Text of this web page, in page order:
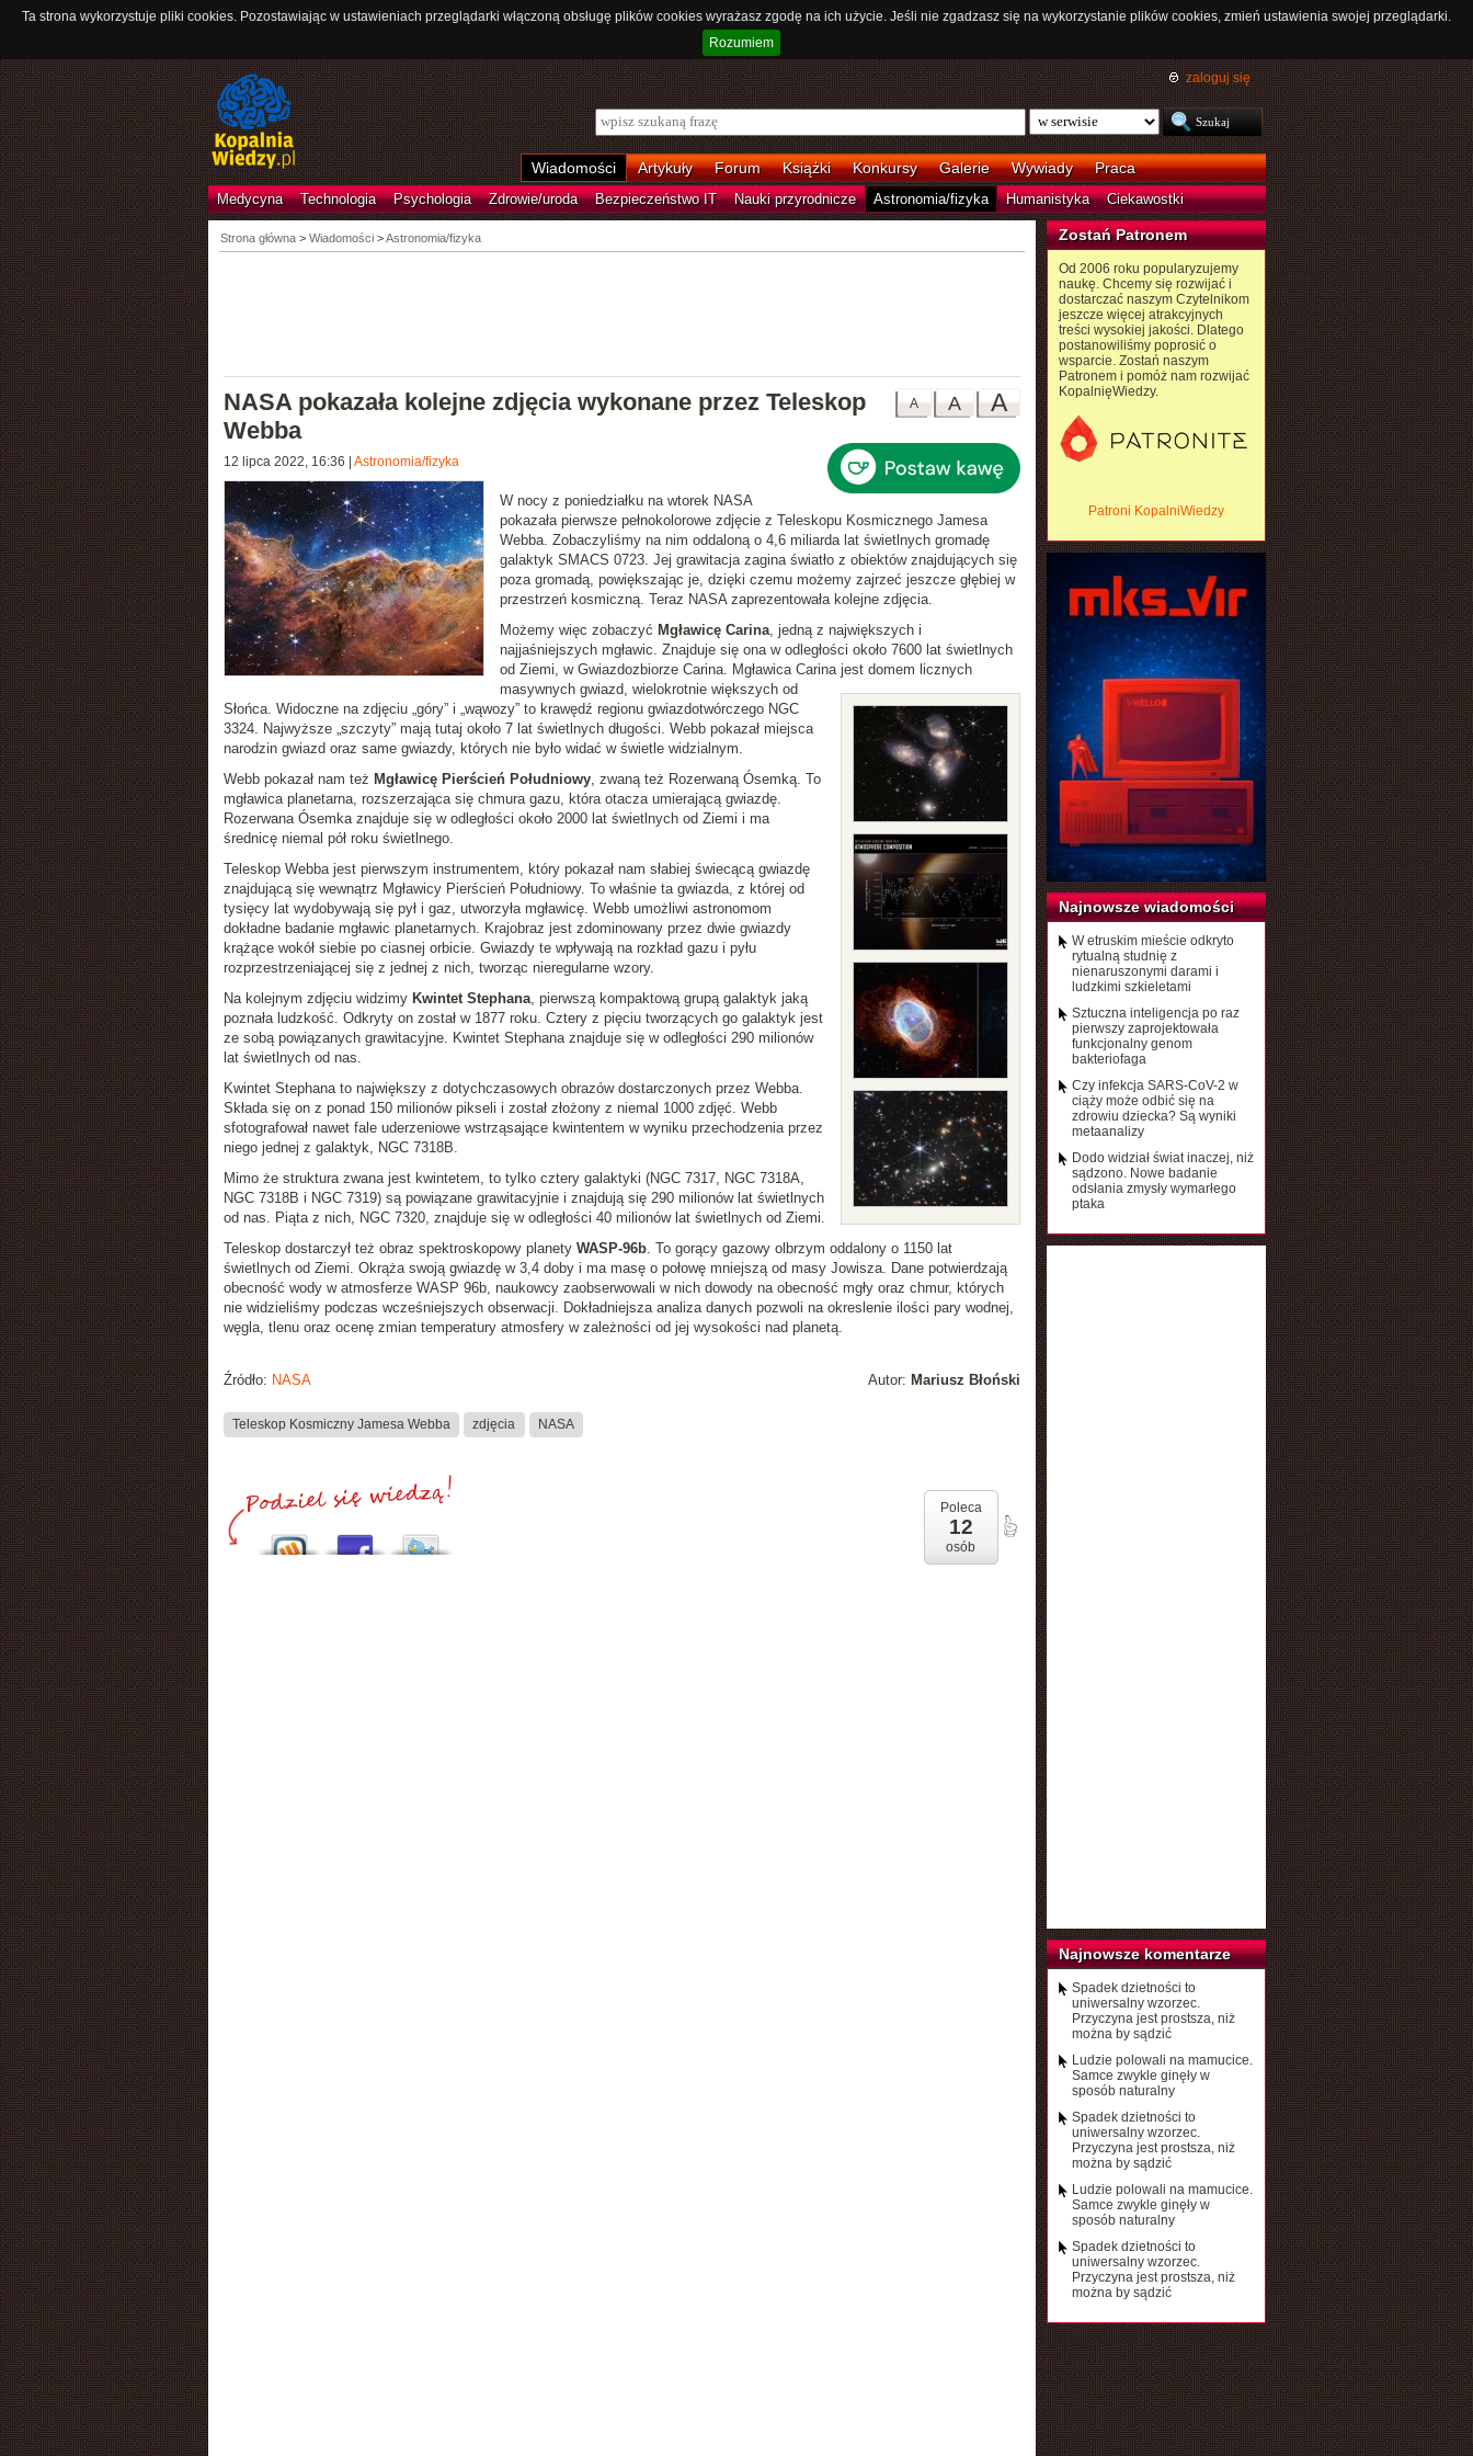
Ta strona wykorzystuje pliki cookies. Pozostawiając w ustawieniach przeglądarki włączoną obsługę plików cookies wyrażasz zgodę na ich użycie. Jeśli nie zgadzasz się na wykorzystanie plików cookies, zmień ustawienia swojej przeglądarki.
Rozumiem
zaloguj się
Wiadomości Artykuły Forum Książki Konkursy Galerie Wywiady Praca
Medycyna Technologia Psychologia Zdrowie/uroda Bezpieczeństwo IT Nauki przyrodnicze Astronomia/fizyka Humanistyka Ciekawostki
Strona główna> Wiadomości >Astronomia/fizyka
A
A
A
NASA pokazała kolejne zdjęcia wykonane przez Teleskop
Webba
12 lipca 2022, 16:36 Astronomia/fizyka
W nocy z poniedziałku na wtorek NASA
pokazała pierwsze pełnokolorowe zdjęcie z Teleskopu Kosmicznego Jamesa
Webba. Zobaczyliśmy na nim oddaloną o 4,6 miliarda lat świetlnych gromadę
galaktyk SMACS 0723. Jej grawitacja zagina światło z obiektów znajdujących się
poza gromadą, powiększając je, dzięki czemu możemy zajrzeć jeszcze głębiej w
przestrzeń kosmiczną. Teraz NASA zaprezentowała kolejne zdjęcia.
Możemy więc zobaczyć Mgławicę Carina, jedną z największych i
najjaśniejszych mgławic. Znajduje się ona w odległości około 7600 lat świetlnych
od Ziemi, w Gwiazdozbiorze Carina. Mgławica Carina jest domem licznych
masywnych gwiazd, wielokrotnie większych od
Słońca. Widoczne na zdjęciu „góry” i „wąwozy” to krawędź regionu gwiazdotwórczego NGC
3324. Najwyższe „szczyty” mają tutaj około 7 lat świetlnych długości. Webb pokazał miejsca
narodzin gwiazd oraz same gwiazdy, których nie było widać w świetle widzialnym.
Webb pokazał nam też Mgławicę Pierścień Południowy, zwaną też Rozerwaną Ósemką. To
mgławica planetarna, rozszerzająca się chmura gazu, która otacza umierającą gwiazdę.
Rozerwana Ósemka znajduje się w odległości około 2000 lat świetlnych od Ziemi i ma
średnicę niemal pół roku świetlnego.
Teleskop Webba jest pierwszym instrumentem, który pokazał nam słabiej świecącą gwiazdę
znajdującą się wewnątrz Mgławicy Pierścień Południowy. To właśnie ta gwiazda, z której od
tysięcy lat wydobywają się pył i gaz, utworzyła mgławicę. Webb umożliwi astronomom
dokładne badanie mgławic planetarnych. Krajobraz jest zdominowany przez dwie gwiazdy
krążące wokół siebie po ciasnej orbicie. Gwiazdy te wpływają na rozkład gazu i pyłu
rozprzestrzeniającej się z jednej z nich, tworząc nieregularne wzory.
Na kolejnym zdjęciu widzimy Kwintet Stephana, pierwszą kompaktową grupą galaktyk jaką
poznała ludzkość. Odkryty on został w 1877 roku. Cztery z pięciu tworzących go galaktyk jest
ze sobą powiązanych grawitacyjne. Kwintet Stephana znajduje się w odległości 290 milionów
lat świetlnych od nas.
Kwintet Stephana to największy z dotychczasowych obrazów dostarczonych przez Webba.
Składa się on z ponad 150 milionów pikseli i został złożony z niemal 1000 zdjęć. Webb
sfotografował nawet fale uderzeniowe wstrząsające kwintentem w wyniku przechodzenia przez
niego jednej z galaktyk, NGC 7318B.
Mimo że struktura zwana jest kwintetem, to tylko cztery galaktyki (NGC 7317, NGC 7318A,
NGC 7318B i NGC 7319) są powiązane grawitacyjnie i znajdują się 290 milionów lat świetlnych
od nas. Piąta z nich, NGC 7320, znajduje się w odległości 40 milionów lat świetlnych od Ziemi.
Teleskop dostarczył też obraz spektroskopowy planety WASP-96b. To gorący gazowy olbrzym oddalony o 1150 lat
świetlnych od Ziemi. Okrąża swoją gwiazdę w 3,4 doby i ma masę o połowę mniejszą od masy Jowisza. Dane potwierdzają
obecność wody w atmosferze WASP 96b, naukowcy zaobserwowali w nich dowody na obecność mgły oraz chmur, których
nie widzieliśmy podczas wcześniejszych obserwacji. Dokładniejsza analiza danych pozwoli na okreslenie ilości pary wodnej,
węgla, tlenu oraz ocenę zmian temperatury atmosfery w zależności od jej wysokości nad planetą.
Autor: Mariusz Błoński
Źródło: NASA
Teleskop Kosmiczny Jamesa Webba zdjęcia NASA
Poleca
12
osób
Zostań Patronem
Od 2006 roku popularyzujemy
naukę. Chcemy się rozwijać i
dostarczać naszym Czytelnikom
jeszcze więcej atrakcyjnych
treści wysokiej jakości. Dlatego
postanowiliśmy poprosić o
wsparcie. Zostań naszym
Patronem i pomóż nam rozwijać
KopalnięWiedzy.
Patroni KopalniWiedzy
Najnowsze wiadomości
W etruskim mieście odkryto
rytualną studnię z
nienaruszonymi darami i
ludzkimi szkieletami
Sztuczna inteligencja po raz
pierwszy zaprojektowała
funkcjonalny genom
bakteriofaga
Czy infekcja SARS-CoV-2 w
ciąży może odbić się na
zdrowiu dziecka? Są wyniki
metaanalizy
Dodo widział świat inaczej, niż
sądzono. Nowe badanie
odsłania zmysły wymarłego
ptaka
Najnowsze komentarze
Spadek dzietności to
uniwersalny wzorzec.
Przyczyna jest prostsza, niż
można by sądzić
Ludzie polowali na mamucice.
Samce zwykle ginęły w
sposób naturalny
Spadek dzietności to
uniwersalny wzorzec.
Przyczyna jest prostsza, niż
można by sądzić
Ludzie polowali na mamucice.
Samce zwykle ginęły w
sposób naturalny
Spadek dzietności to
uniwersalny wzorzec.
Przyczyna jest prostsza, niż
można by sądzić